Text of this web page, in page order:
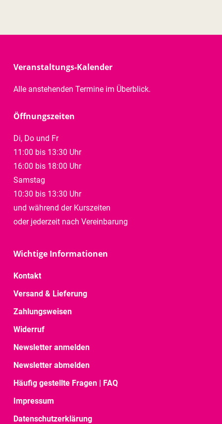
Veranstaltungs-Kalender
Alle anstehenden Termine im Überblick.
Öffnungszeiten
Di, Do und Fr
11:00 bis 13:30 Uhr
16:00 bis 18:00 Uhr
Samstag
10:30 bis 13:30 Uhr
und während der Kurszeiten
oder jederzeit nach Vereinbarung
Wichtige Informationen
Kontakt
Versand & Lieferung
Zahlungsweisen
Widerruf
Newsletter anmelden
Newsletter abmelden
Häufig gestellte Fragen | FAQ
Impressum
Datenschutzerklärung